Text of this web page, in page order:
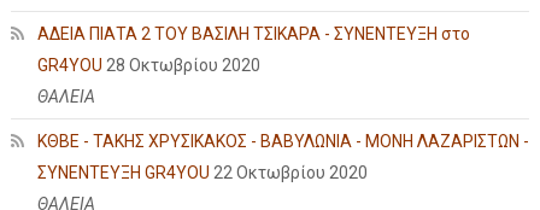
ΑΔΕΙΑ ΠΙΑΤΑ 2 ΤΟΥ ΒΑΣΙΛΗ ΤΣΙΚΑΡΑ - ΣΥΝΕΝΤΕΥΞΗ στο
GR4YOU 28 Οκτωβρίου 2020
ΘΑΛΕΙΑ
ΚΘΒΕ - ΤΑΚΗΣ ΧΡΥΣΙΚΑΚΟΣ - ΒΑΒΥΛΩΝΙΑ - ΜΟΝΗ ΛΑΖΑΡΙΣΤΩΝ -
ΣΥΝΕΝΤΕΥΞΗ GR4YOU 22 Οκτωβρίου 2020
ΘΑΛΕΙΑ